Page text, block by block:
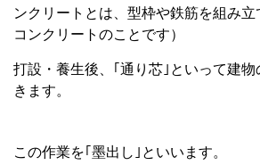
ンクリートとは、型枠や鉄筋を組み
コンクリートのことです）
打設・養生後、｢通り芯｣といって建
きます。
この作業を｢墨出し｣といいます。